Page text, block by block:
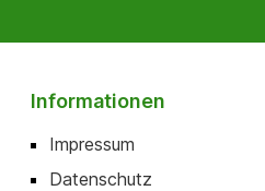
Informationen
Impressum
Datenschutz